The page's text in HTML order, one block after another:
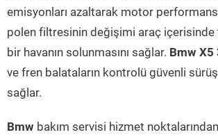
emisyonları azaltarak motor
polen filtresinin değişimi araç içerisinde
bir havanın solunmasını sağlar. Bmw X5
ve fren balataların kontrolü güvenli sürüş
sağlar.
Bmw bakım servisi hizmet